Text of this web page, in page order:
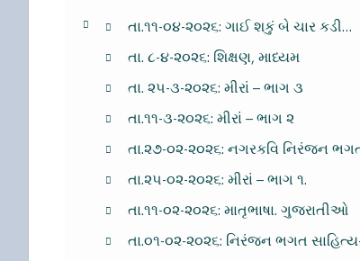
તા.૧૧-૦૪-૨૦૨૬: ગાઈ શકું બે ચાર કડી…
તા. ૮-૪-૨૦૨૬: શિક્ષણ, માધ્યમ
તા. ૨૫-૩-૨૦૨૬: મીરાં – ભાગ ૩
તા.૧૧-૩-૨૦૨૬: મીરાં – ભાગ ૨
તા.૨૭-૦૨-૨૦૨૬: નગરકવિ નિરંજન
તા.૨૫-૦૨-૨૦૨૬: મીરાં – ભાગ ૧.
તા.૧૧-૦૨-૨૦૨૬: માતૃભાષા. ગુજરાતીઓ
તા.૦૧-૦૨-૨૦૨૬: નિરંજન ભગત સાહિત્ય-